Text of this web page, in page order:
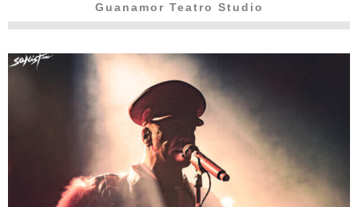
Guanamor Teatro Studio